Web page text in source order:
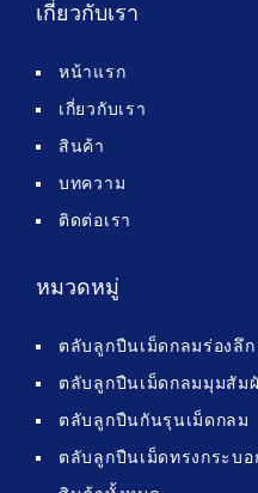
เกี่ยวกับเรา
หน้าแรก
เกี่ยวกับเรา
สินค้า
บทความ
ติดต่อเรา
หมวดหมู่
ตลับลูกปืนเม็ดกลมร่องลึก
ตลับลูกปืนเม็ดกลมมุมสัม
ตลับลูกปืนกันรุนเม็ดกลม
ตลับลูกปืนเม็ดทรงกระบอ